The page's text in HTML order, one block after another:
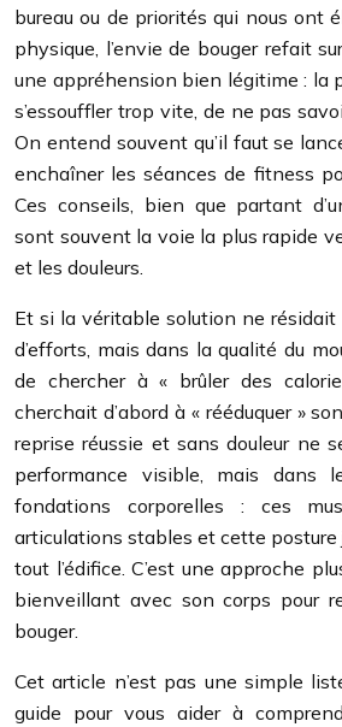
bureau ou de priorités qui nous ont
physique, l’envie de bouger refait
une appréhension bien légitime : la
s’essouffler trop vite, de ne pas
On entend souvent qu’il faut se
enchaîner les séances de fitness
Ces conseils, bien que partant
sont souvent la voie la plus rapide
et les douleurs.
Et si la véritable solution ne
d’efforts, mais dans la qualité du
de chercher à « brûler des
cherchait d’abord à « rééduquer »
reprise réussie et sans douleur ne
performance visible, mais dans
fondations corporelles : ces
articulations stables et cette
tout l’édifice. C’est une approche
bienveillant avec son corps pour
bouger.
Cet article n’est pas une simple
guide pour vous aider à